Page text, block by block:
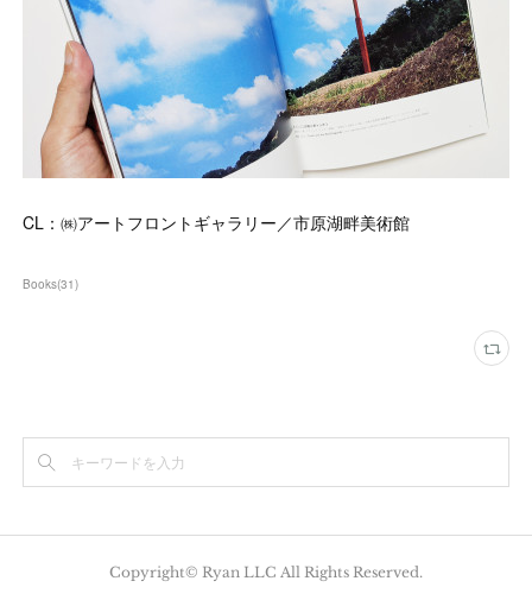
CL：㈱アートフロントギャラリー／市原湖畔美術館
Books(31)
Copyright© Ryan LLC All Rights Reserved.